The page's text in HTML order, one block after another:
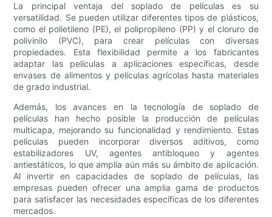
La principal ventaja del soplado de películas es su
versatilidad. Se pueden utilizar diferentes tipos de plásticos,
como el polietileno (PE), el polipropileno (PP) y el cloruro de
polivinilo (PVC), para crear películas con diversas
propiedades. Esta flexibilidad permite a los fabricantes
adaptar las películas a aplicaciones específicas, desde
envases de alimentos y películas agrícolas hasta materiales
de grado industrial.
Además, los avances en la tecnología de soplado de
películas han hecho posible la producción de películas
multicapa, mejorando su funcionalidad y rendimiento. Estas
películas pueden incorporar diversos aditivos, como
estabilizadores UV, agentes antibloqueo y agentes
antiestáticos, lo que amplía aún más su ámbito de aplicación.
Al invertir en capacidades de soplado de películas, las
empresas pueden ofrecer una amplia gama de productos
para satisfacer las necesidades específicas de los diferentes
mercados.